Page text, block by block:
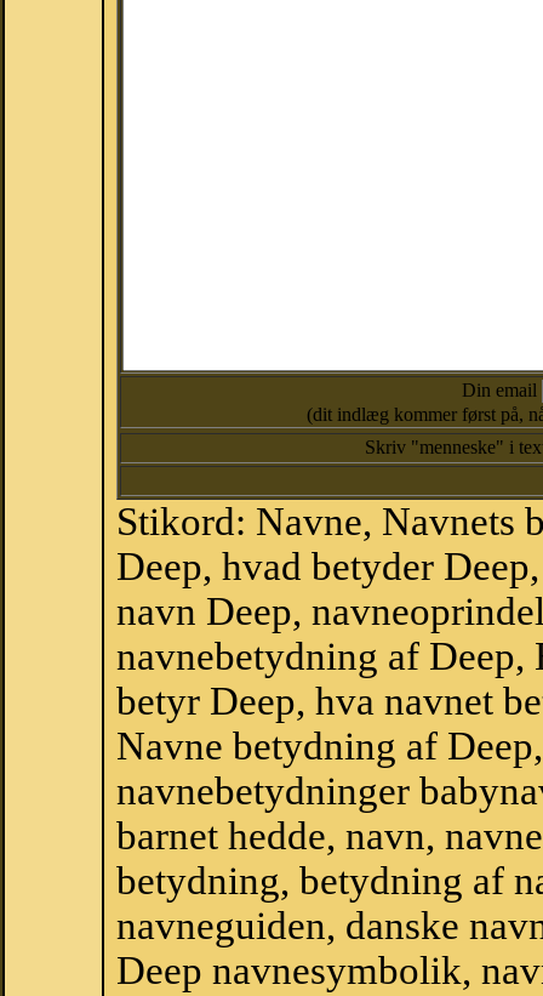
Din email
(dit indlæg kommer først på,
Skriv "menneske" i
Stikord: Navne, Navnets
Deep, hvad betyder
navn Deep,
navnebetydning af Deep,
betyr Deep, hva navnet
Navne betydning af
navnebetydninger
barnet hedde, navn,
betydning, betydning af
navneguiden, danske
Deep navnesymbolik,